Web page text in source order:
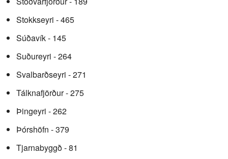
Stokkseyri - 465
Súðavík - 145
Suðureyri - 264
Svalbarðseyri - 271
Tálknafjörður - 275
Þingeyri - 262
Þórshöfn - 379
Tjarnabyggð - 81